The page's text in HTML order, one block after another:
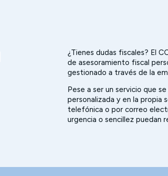
¿Tienes dudas fiscales? El
de asesoramiento fiscal
gestionado a través de la
Pese a ser un servicio que
personalizada y en la propia
telefónica o por correo
urgencia o sencillez puedan